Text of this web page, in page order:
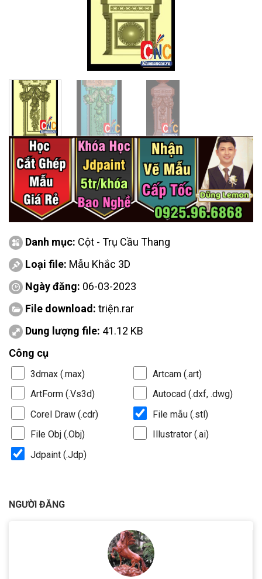
Danh mục: Cột - Trụ Cầu Thang
Loại file: Mẫu Khắc 3D
Ngày đăng: 06-03-2023
File download: triện.rar
Dung lượng file: 41.12 KB
Công cụ
3dmax (.max)
Artcam (.art)
ArtForm (.Vs3d)
Autocad (.dxf, .dwg)
Corel Draw (.cdr)
File mẫu (.stl)
File Obj (.Obj)
Illustrator (.ai)
Jdpaint (.Jdp)
NGƯỜI ĐĂNG